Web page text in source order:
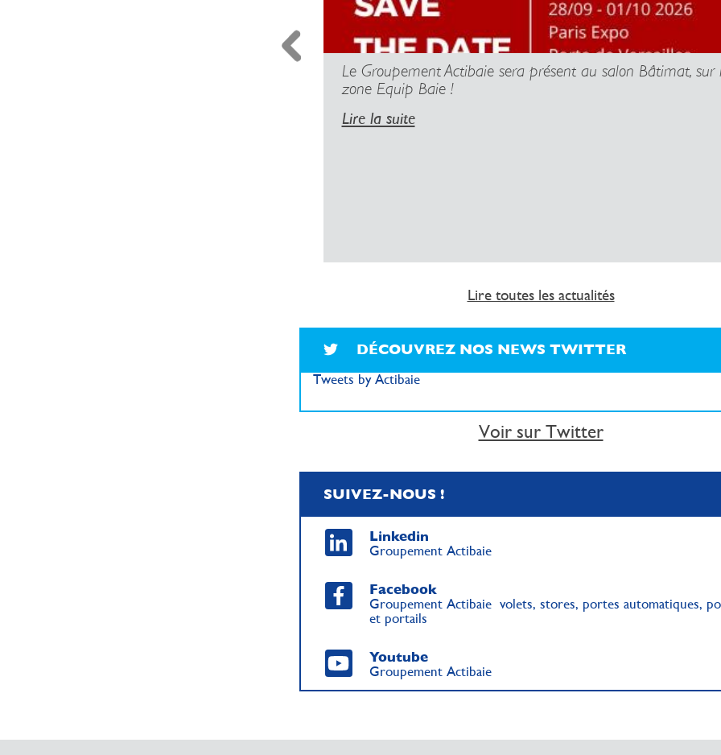
Le Groupement Actibaie sera présent au salon Bâtimat, sur
zone Equip Baie !
Lire la suite
Lire toutes les actualités
DÉCOUVREZ NOS NEWS TWITTER
Tweets by Actibaie
Voir sur Twitter
SUIVEZ-NOUS !
Linkedin
Groupement Actibaie
Facebook
Groupement Actibaie volets, stores, portes automatiques,
et portails
Youtube
Groupement Actibaie